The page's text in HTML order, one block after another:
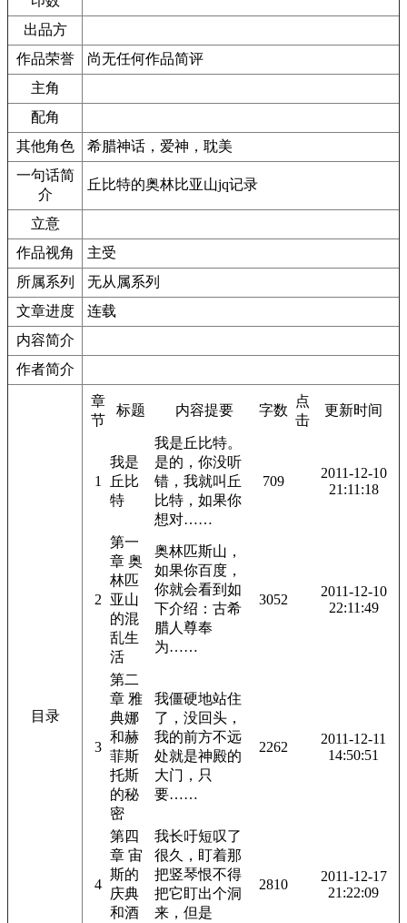
出品方
作品荣誉
尚无任何作品简评
主角
配角
其他角色
希腊神话，爱神，耽美
一句话简
介
丘比特的奥林比亚山jq记录
立意
作品视角
主受
所属系列
无从属系列
文章进度
连载
内容简介
作者简介
目录
章
节
标题 内容提要 字数
点
击
更新时间
1
我是
丘比
特
我是丘比特。
是的，你没听
错，我就叫丘
比特，如果你
想对……
709
2011-12-10
21:11:18
2
第一
章 奥
林匹
亚山
的混
乱生
活
奥林匹斯山，
如果你百度，
你就会看到如
下介绍：古希
腊人尊奉
为……
3052
2011-12-10
22:11:49
3
第二
章 雅
典娜
和赫
菲斯
托斯
的秘
密
我僵硬地站住
了，没回头，
我的前方不远
处就是神殿的
大门，只
要……
2262
2011-12-11
14:50:51
4
第四
章 宙
斯的
庆典
和酒
我长吁短叹了
很久，盯着那
把竖琴恨不得
把它盯出个洞
来，但是
2810
2011-12-17
21:22:09